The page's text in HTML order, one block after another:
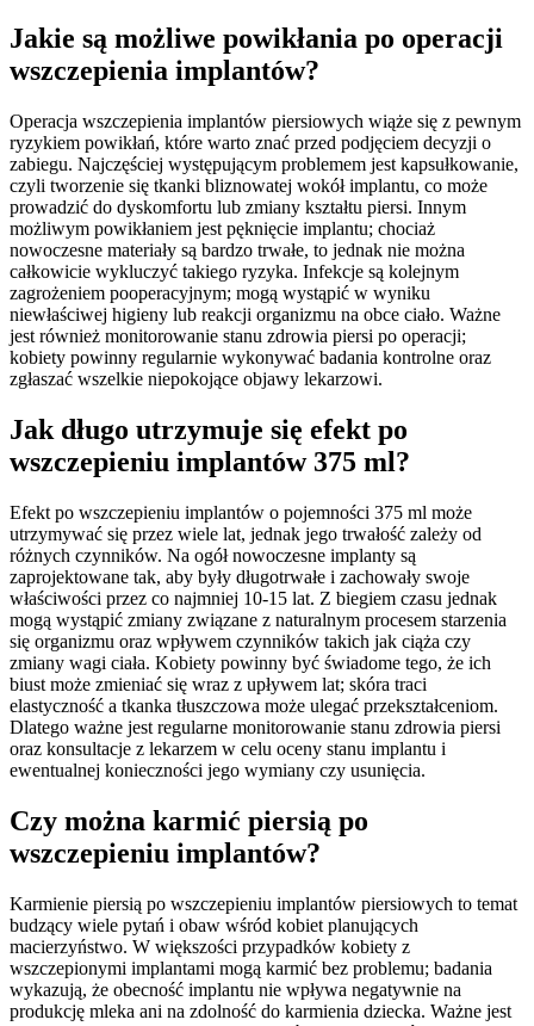
Jakie są możliwe powikłania po operacji
wszczepienia implantów?
Operacja wszczepienia implantów piersiowych wiąże się z pewnym
ryzykiem powikłań, które warto znać przed podjęciem decyzji o
zabiegu. Najczęściej występującym problemem jest kapsułkowanie,
czyli tworzenie się tkanki bliznowatej wokół implantu, co może
prowadzić do dyskomfortu lub zmiany kształtu piersi. Innym
możliwym powikłaniem jest pęknięcie implantu; chociaż
nowoczesne materiały są bardzo trwałe, to jednak nie można
całkowicie wykluczyć takiego ryzyka. Infekcje są kolejnym
zagrożeniem pooperacyjnym; mogą wystąpić w wyniku
niewłaściwej higieny lub reakcji organizmu na obce ciało. Ważne
jest również monitorowanie stanu zdrowia piersi po operacji;
kobiety powinny regularnie wykonywać badania kontrolne oraz
zgłaszać wszelkie niepokojące objawy lekarzowi.
Jak długo utrzymuje się efekt po
wszczepieniu implantów 375 ml?
Efekt po wszczepieniu implantów o pojemności 375 ml może
utrzymywać się przez wiele lat, jednak jego trwałość zależy od
różnych czynników. Na ogół nowoczesne implanty są
zaprojektowane tak, aby były długotrwałe i zachowały swoje
właściwości przez co najmniej 10-15 lat. Z biegiem czasu jednak
mogą wystąpić zmiany związane z naturalnym procesem starzenia
się organizmu oraz wpływem czynników takich jak ciąża czy
zmiany wagi ciała. Kobiety powinny być świadome tego, że ich
biust może zmieniać się wraz z upływem lat; skóra traci
elastyczność a tkanka tłuszczowa może ulegać przekształceniom.
Dlatego ważne jest regularne monitorowanie stanu zdrowia piersi
oraz konsultacje z lekarzem w celu oceny stanu implantu i
ewentualnej konieczności jego wymiany czy usunięcia.
Czy można karmić piersią po
wszczepieniu implantów?
Karmienie piersią po wszczepieniu implantów piersiowych to temat
budzący wiele pytań i obaw wśród kobiet planujących
macierzyństwo. W większości przypadków kobiety z
wszczepionymi implantami mogą karmić bez problemu; badania
wykazują, że obecność implantu nie wpływa negatywnie na
produkcję mleka ani na zdolność do karmienia dziecka. Ważne jest